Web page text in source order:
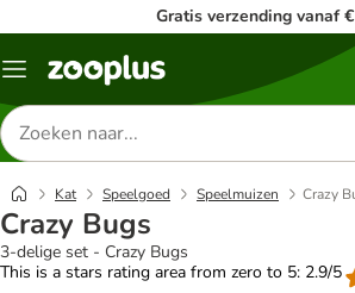
Gratis verzending vanaf
Menu
Zoeken
naar
producten
Kat Speelgoed Speelmuizen Crazy
Crazy Bugs
3-delige set - Crazy Bugs
This is a stars rating area from zero to 5: 2.9/5